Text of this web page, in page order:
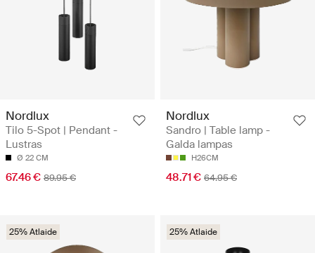
Nordlux
Tilo 5-Spot | Pendant -
Lustras
Ø 22 CM
67.46 € 89.95 €
Nordlux
Sandro | Table lamp -
Galda lampas
H26CM
48.71 € 64.95 €
25% Atlaide 25% Atlaide